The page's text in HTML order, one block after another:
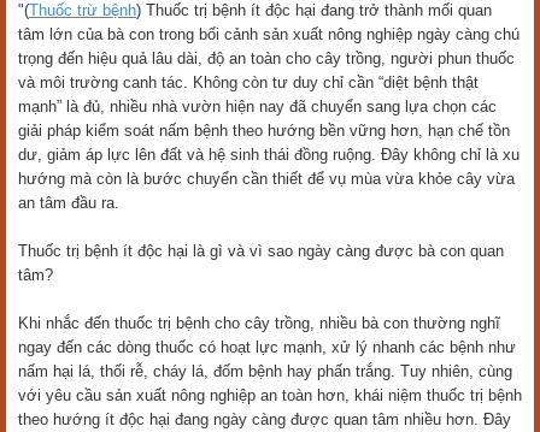
"(Thuốc trừ bệnh) Thuốc trị bệnh ít độc hại đang trở thành mối quan
tâm lớn của bà con trong bối cảnh sản xuất nông nghiệp ngày càng chú
trọng đến hiệu quả lâu dài, độ an toàn cho cây trồng, người phun thuốc
và môi trường canh tác. Không còn tư duy chỉ cần “diệt bệnh thật
mạnh” là đủ, nhiều nhà vườn hiện nay đã chuyển sang lựa chọn các
giải pháp kiểm soát nấm bệnh theo hướng bền vững hơn, hạn chế tồn
dư, giảm áp lực lên đất và hệ sinh thái đồng ruộng. Đây không chỉ là xu
hướng mà còn là bước chuyển cần thiết để vụ mùa vừa khỏe cây vừa
an tâm đầu ra.
Thuốc trị bệnh ít độc hại là gì và vì sao ngày càng được bà con quan
tâm?
Khi nhắc đến thuốc trị bệnh cho cây trồng, nhiều bà con thường nghĩ
ngay đến các dòng thuốc có hoạt lực mạnh, xử lý nhanh các bệnh như
nấm hại lá, thối rễ, cháy lá, đốm bệnh hay phấn trắng. Tuy nhiên, cùng
với yêu cầu sản xuất nông nghiệp an toàn hơn, khái niệm thuốc trị bệnh
theo hướng ít độc hại đang ngày càng được quan tâm nhiều hơn. Đây